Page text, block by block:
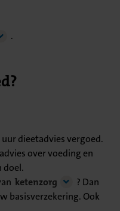
.
dieetadvies vergoed.
over voeding en
doel.
ketenzorg
? Dan
basisverzekering. Ook